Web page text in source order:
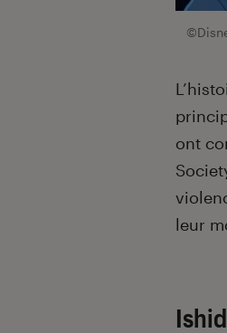
ont
leur